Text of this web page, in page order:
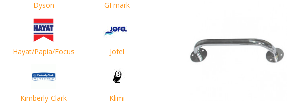
Dyson GFmark
Hayat/Papia/Focus Jofel
Kimberly-Clark Klimi